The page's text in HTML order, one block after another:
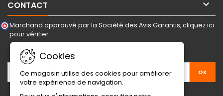
CONTACT 
Cookies
Ce magasin utilise des cookies pour améliorer
votre expérience de navigation.
Marchand approuvé par la Société des Avis Garantis,cliquez ici
pour vérifier.
LETTRE D'INFORMATIONS